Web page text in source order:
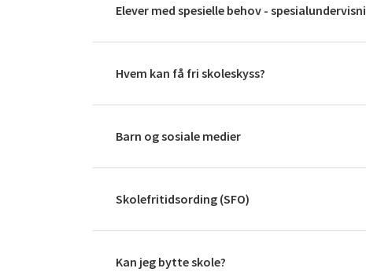
Elever med spesielle behov -
Hvem kan få fri skoleskyss?
Barn og sosiale medier
Skolefritidsording (SFO)
Kan jeg bytte skole?